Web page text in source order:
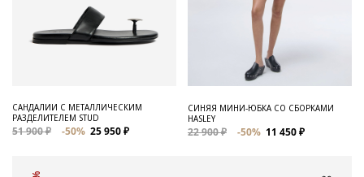
САНДАЛИИ С МЕТАЛЛИЧЕСКИМ
РАЗДЕЛИТЕЛЕМ STUD
51 900 ₽ -50% 25 950 ₽
СИНЯЯ МИНИ-ЮБКА СО СБОРКАМИ
HASLEY
22 900 ₽ -50% 11 450 ₽